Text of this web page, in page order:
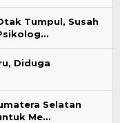
Tumpul, Susah
Diduga
Selatan
Me…